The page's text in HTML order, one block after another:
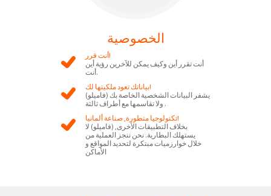
الخصوصية
أنت قرر!
أنت تقرر أين وكيف يمكن للآخرين رؤية أين
أنت.
بياناتك تعود ملكيتها لك!
(فاميلو) يشفر البيانات الشخصية الخاصة بك
ولا تقاسمها مع أطراف ثالثة .
تكنولوجيا متطورة, صناعة ألمانيا!
بخلاف التطبيقات الأخرى, (فاميلو) لا
يستهلك البطارية. نحن ننجز العملية من
خلال خوارزميات مبتكرة لتحديد المواقع و
الأماكن